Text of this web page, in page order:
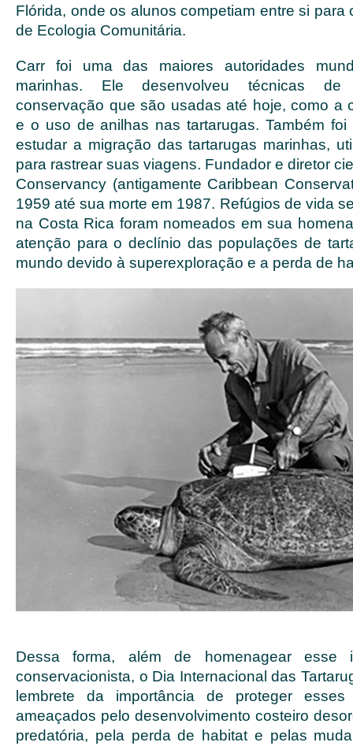
Flórida, onde os alunos competiam entre si para
de Ecologia Comunitária.
Carr foi uma das maiores autoridades
marinhas. Ele desenvolveu técnicas de
conservação que são usadas até hoje, como a
e o uso de anilhas nas tartarugas. Também
estudar a migração das tartarugas marinhas,
para rastrear suas viagens. Fundador e diretor
Conservancy (antigamente Caribbean
1959 até sua morte em 1987. Refúgios de vida
na Costa Rica foram nomeados em sua
atenção para o declínio das populações de
mundo devido à superexploração e a perda de
Dessa forma, além de homenagear esse
conservacionista, o Dia Internacional das
lembrete da importância de proteger
ameaçados pelo desenvolvimento costeiro
predatória, pela perda de habitat e pelas